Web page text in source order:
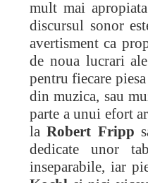
mult mai
discursul sonor
avertisment ca
de noua lucrari
pentru fiecare
din muzica, sau
parte a unui efort
laRobert Fripp
dedicate unor
inseparabile, iar